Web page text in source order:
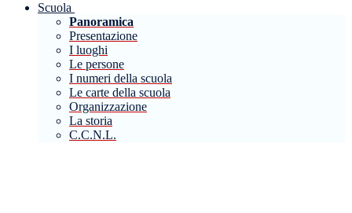
Scuola
Panoramica
Presentazione
I luoghi
Le persone
I numeri della scuola
Le carte della scuola
Organizzazione
La storia
C.C.N.L.